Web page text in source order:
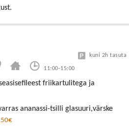
11:00-15:00
kuni 2h tasuta
friikartulitega ja
ananassi-tsilli glasuuri,värske